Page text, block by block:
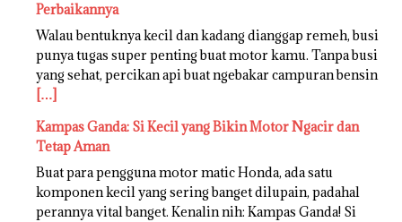
Perbaikannya
Walau bentuknya kecil dan kadang dianggap remeh, busi
punya tugas super penting buat motor kamu. Tanpa busi
yang sehat, percikan api buat ngebakar campuran bensin
[…]
Kampas Ganda: Si Kecil yang Bikin Motor Ngacir dan
Tetap Aman
Buat para pengguna motor matic Honda, ada satu
komponen kecil yang sering banget dilupain, padahal
perannya vital banget. Kenalin nih: Kampas Ganda! Si